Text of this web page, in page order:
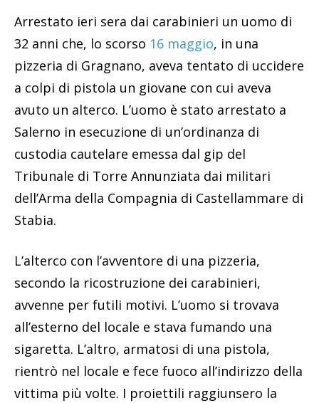
Arrestato ieri sera dai carabinieri un uomo di
32 anni che, lo scorso 16 maggio, in una
pizzeria di Gragnano, aveva tentato di uccidere
a colpi di pistola un giovane con cui aveva
avuto un alterco. L’uomo è stato arrestato a
Salerno in esecuzione di un’ordinanza di
custodia cautelare emessa dal gip del
Tribunale di Torre Annunziata dai militari
dell’Arma della Compagnia di Castellammare di
Stabia.
L’alterco con l’avventore di una pizzeria,
secondo la ricostruzione dei carabinieri,
avvenne per futili motivi. L’uomo si trovava
all’esterno del locale e stava fumando una
sigaretta. L’altro, armatosi di una pistola,
rientrò nel locale e fece fuoco all’indirizzo della
vittima più volte. I proiettili raggiunsero la